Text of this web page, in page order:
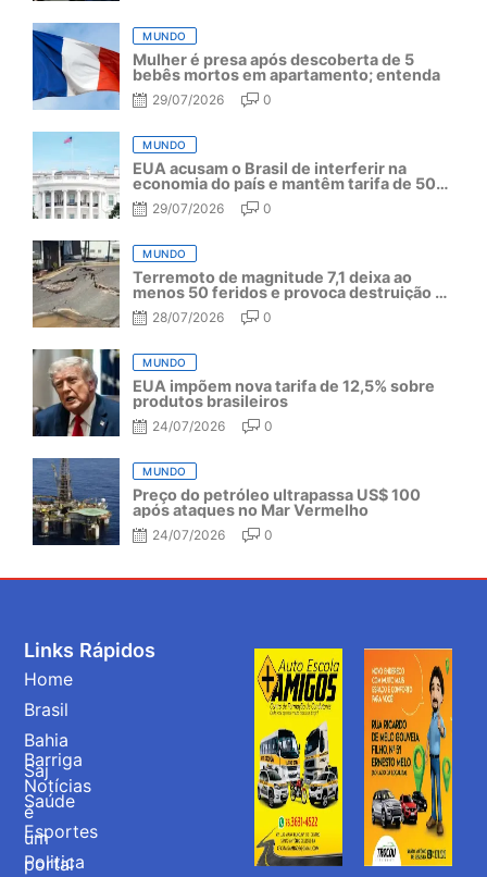
MUNDO
Mulher é presa após descoberta de 5
bebês mortos em apartamento; entenda
29/07/2026 0
MUNDO
EUA acusam o Brasil de interferir na
economia do país e mantêm tarifa de 50%
por mais um ano
29/07/2026 0
MUNDO
Terremoto de magnitude 7,1 deixa ao
menos 50 feridos e provoca destruição no
Japão
28/07/2026 0
MUNDO
EUA impõem nova tarifa de 12,5% sobre
produtos brasileiros
24/07/2026 0
MUNDO
Preço do petróleo ultrapassa US$ 100
após ataques no Mar Vermelho
24/07/2026 0
Barriga
Notícias
é
um
portal
Links Rápidos
Home
Brasil
Bahia
Saj
Saúde
Esportes
Politica